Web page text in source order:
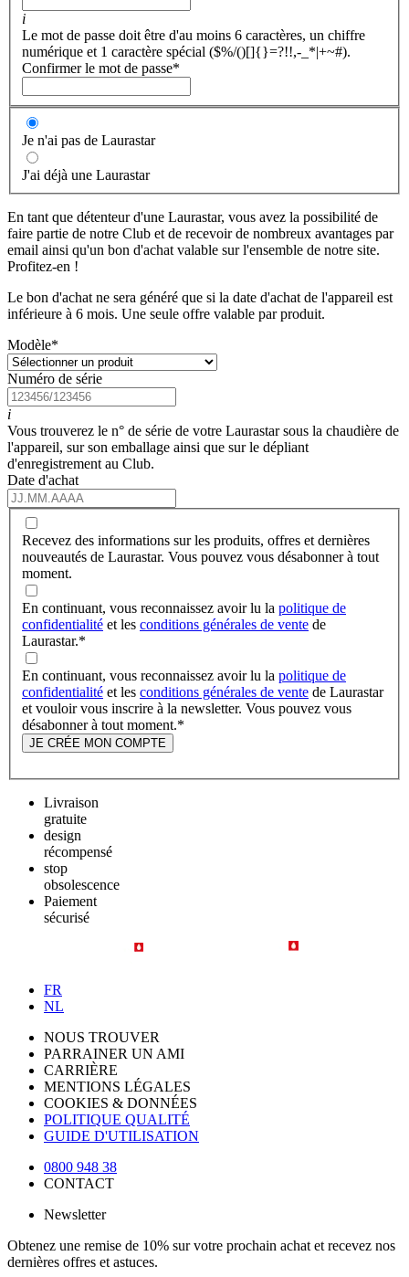
i
Le mot de passe doit être d'au moins 6 caractères, un chiffre
numérique et 1 caractère spécial ($%/()[]{}=?!!,-_*|+~#).
Confirmer le mot de passe*
Je n'ai pas de Laurastar
J'ai déjà une Laurastar
En tant que détenteur d'une Laurastar, vous avez la possibilité de
faire partie de notre Club et de recevoir de nombreux avantages par
email ainsi qu'un bon d'achat valable sur l'ensemble de notre site.
Profitez-en !
Le bon d'achat ne sera généré que si la date d'achat de l'appareil est
inférieure à 6 mois. Une seule offre valable par produit.
Modèle*
Numéro de série
i
Vous trouverez le n° de série de votre Laurastar sous la chaudière de
l'appareil, sur son emballage ainsi que sur le dépliant
d'enregistrement au Club.
Date d'achat
Recevez des informations sur les produits, offres et dernières
nouveautés de Laurastar. Vous pouvez vous désabonner à tout
moment.
En continuant, vous reconnaissez avoir lu la politique de
confidentialité et les conditions générales de vente de
Laurastar.*
En continuant, vous reconnaissez avoir lu la politique de
confidentialité et les conditions générales de vente de Laurastar
et vouloir vous inscrire à la newsletter. Vous pouvez vous
désabonner à tout moment.*
JE CRÉE MON COMPTE
Livraison
gratuite
design
récompensé
stop
obsolescence
Paiement
sécurisé
FR
NL
NOUS TROUVER
PARRAINER UN AMI
CARRIÈRE
MENTIONS LÉGALES
COOKIES & DONNÉES
POLITIQUE QUALITÉ
GUIDE D'UTILISATION
0800 948 38
CONTACT
Newsletter
Obtenez une remise de 10% sur votre prochain achat et recevez nos
dernières offres et astuces.